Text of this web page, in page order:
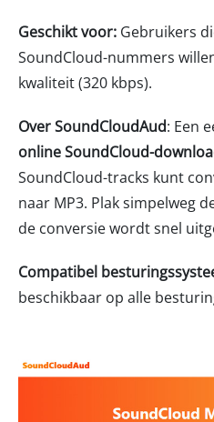
Geschikt voor: Gebruikers
SoundCloud-nummers
kwaliteit (320 kbps).
Over SoundCloudAud: Een
online SoundCloud-
SoundCloud-tracks kunt
naar MP3. Plak simpelweg
de conversie wordt snel
Compatibel
beschikbaar op alle